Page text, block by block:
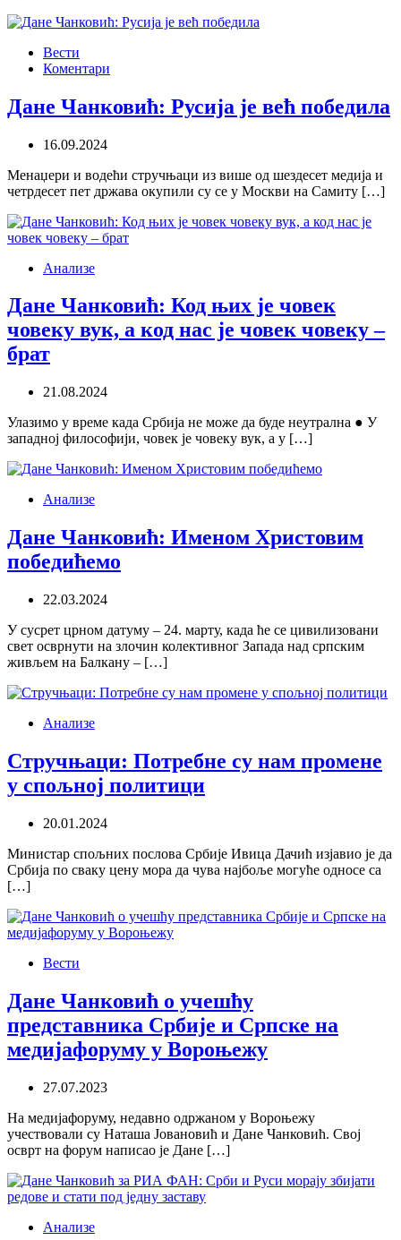
Вести
Коментари
Дане Чанковић: Русија је већ победила
16.09.2024
Менаџери и водећи стручњаци из више од шездесет медија и
четрдесет пет држава окупили су се у Москви на Самиту […]
Анализе
Дане Чанковић: Код њих је човек
човеку вук, а код нас је човек човеку –
брат
21.08.2024
Улазимо у време када Србија не може да буде неутрална ● У
западној философији, човек је човеку вук, а у […]
Анализе
Дане Чанковић: Именом Христовим
победићемо
22.03.2024
У сусрет црном датуму – 24. марту, када ће се цивилизовани
свет осврнути на злочин колективног Запада над српским
живљем на Балкану – […]
Анализе
Стручњаци: Потребне су нам промене
у спољној политици
20.01.2024
Министар спољних послова Србије Ивица Дачић изјавио је да
Србија по сваку цену мора да чува најбоље могуће односе са
[…]
Вести
Дане Чанковић о учешћу
представника Србије и Српске на
медијафоруму у Вороњежу
27.07.2023
На медијафоруму, недавно одржаном у Вороњежу
учествовали су Наташа Јовановић и Дане Чанковић. Свој
осврт на форум написао је Дане […]
Анализе